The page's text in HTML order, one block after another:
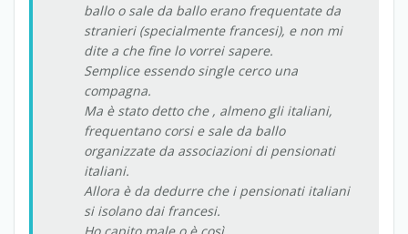
ballo o sale da ballo erano frequentate da
stranieri (specialmente francesi), e non mi
dite a che fine lo vorrei sapere.
Semplice essendo single cerco una
compagna.
Ma è stato detto che , almeno gli italiani,
frequentano corsi e sale da ballo
organizzate da associazioni di pensionati
italiani.
Allora è da dedurre che i pensionati italiani
si isolano dai francesi.